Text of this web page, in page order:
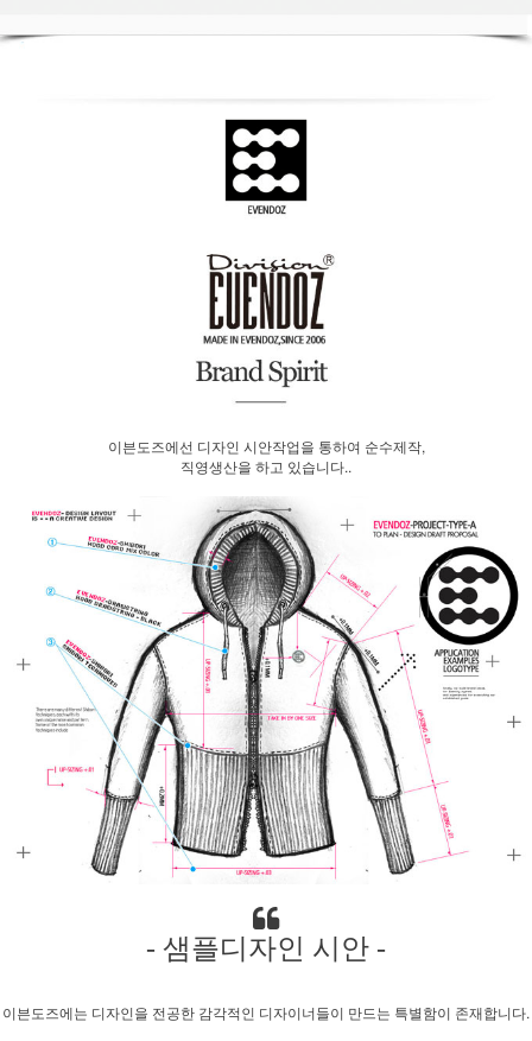
이븐도즈에선 디자인 시안작업을 통하여 순수제작,
직영생산을 하고 있습니다..
- 샘플디자인 시안 -
이븐도즈에는 디자인을 전공한 감각적인 디자이너들이 만드는 특별함이 존재합니다.